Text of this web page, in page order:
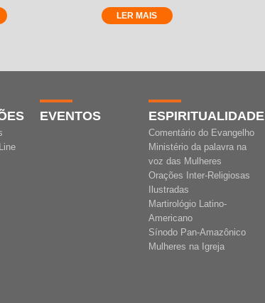
LER MAIS
EVENTOS ESPIRITUALIDADE
Comentário do Evangelho
Ministério da palavra na
voz das Mulheres
Orações Inter-Religiosas
Ilustradas
Martirológio Latino-
Americano
Sínodo Pan-Amazônico
Mulheres na Igreja